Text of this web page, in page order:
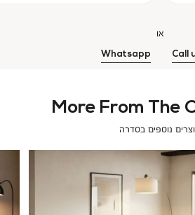
או
Call
Whatsapp
More From The
נוספים בסדרה